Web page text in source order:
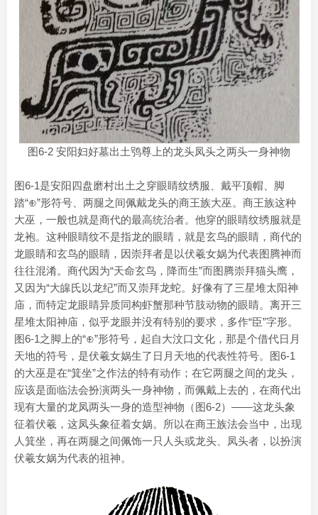
图6-2 安阳妇好墓出土鸮尊上的龙头凤头之两头一身神物
图6-1是安阳四盘磨村出土之穿眼睛纹绣服、戴平顶帽、脚
踏“⊕”形符号、两腿之间佩戴龙头的商王族大巫。商王族这种
大巫，一般也就是商代的最高统治者。他穿的眼睛纹绣服就是
龙袍。这种眼睛纹不是指龙的眼睛，就是玄鸟的眼睛，商代的
龙眼睛和玄鸟的眼睛，因崇拜者是以伏羲女娲为代表图腾神而
往往混淆。商代因为“天命玄鸟，降而生”而图腾崇拜猫头鹰，
又因为“大皞氏以龙纪”而又崇拜龙蛇。好像有了三星堆太阳神
庙，而特定龙眼睛异质同构虾蟹那种节肢动物的眼睛。离开三
星堆太阳神庙，似乎龙眼并没有特别的要求，多作“臣”字形。
图6-1之脚上的“⊕”形符号，起自大汶口文化，那是个借代日月
天地的符号，是伏羲女娲生了日月天地的代表性符号。图6-1
的大巫是在“箕坐”之作法的特有动作；在它两腿之间的龙头，
应该是面临法会扮演两头一身神物，而佩戴上去的，在商代出
现有大量的龙凤两头一身的造型神物（图6-2）——这龙头象
征着伏羲，这凤头象征着女娲。所以在商王族法会当中，出现
人箕坐，再在两腿之间佩饰一只人头或龙头、凤头者，以扮演
伏羲女娲为代表的祖神。